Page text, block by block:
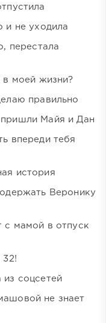
и не уходила
перестала
в моей жизни?
правильно
Майя и Дан
впереди тебя
история
Веронику
с мамой в отпуск
32!
соцсетей
не знает